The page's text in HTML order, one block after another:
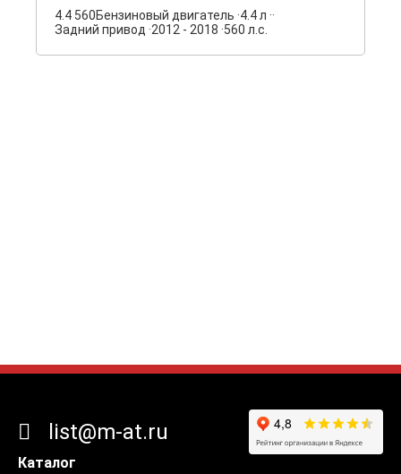
4.4 560Бензиновый двигатель ·4.4 л ··
Задний привод ·2012 - 2018 ·560 л.с.
Каталог
list@m-at.ru